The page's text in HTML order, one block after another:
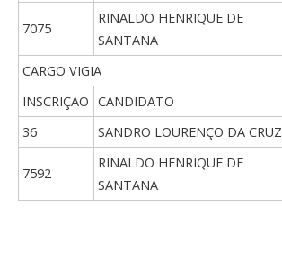
7075
RINALDO HENRIQUE DE
SANTANA
CARGO VIGIA
INSCRIÇÃO CANDIDATO
36
SANDRO LOURENÇO DA CRUZ
7592
RINALDO HENRIQUE DE
SANTANA